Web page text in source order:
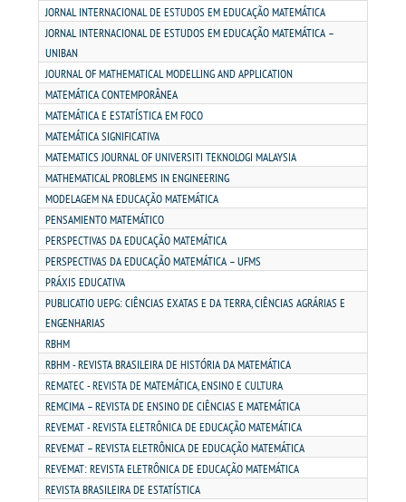
PPC
RELATOS
PORTARIAS
LOGIN
WEBMAIL
PORTAL DE ALUNOS
PORTAL DE PROFESSORES/ACADÊMICO
UNIESP
CONTATO
IMPRENSA
JORNAL INTERNACIONAL DE ESTUDOS EM EDUCAÇÃO MATEMÁTICA
JORNAL INTERNACIONAL DE ESTUDOS EM EDUCAÇÃO MATEMÁTICA –
UNIBAN
JOURNAL OF MATHEMATICAL MODELLING AND APPLICATION
MATEMÁTICA CONTEMPORÂNEA
MATEMÁTICA E ESTATÍSTICA EM FOCO
MATEMÁTICA SIGNIFICATIVA
MATEMATICS JOURNAL OF UNIVERSITI TEKNOLOGI MALAYSIA
MATHEMATICAL PROBLEMS IN ENGINEERING
MODELAGEM NA EDUCAÇÃO MATEMÁTICA
PENSAMIENTO MATEMÁTICO
PERSPECTIVAS DA EDUCAÇÃO MATEMÁTICA
PERSPECTIVAS DA EDUCAÇÃO MATEMÁTICA – UFMS
PRÁXIS EDUCATIVA
PUBLICATIO UEPG: CIÊNCIAS EXATAS E DA TERRA, CIÊNCIAS AGRÁRIAS E
ENGENHARIAS
RBHM
RBHM - REVISTA BRASILEIRA DE HISTÓRIA DA MATEMÁTICA
REMATEC - REVISTA DE MATEMÁTICA, ENSINO E CULTURA
REMCIMA – REVISTA DE ENSINO DE CIÊNCIAS E MATEMÁTICA
REVEMAT - REVISTA ELETRÔNICA DE EDUCAÇÃO MATEMÁTICA
REVEMAT – REVISTA ELETRÔNICA DE EDUCAÇÃO MATEMÁTICA
REVEMAT: REVISTA ELETRÔNICA DE EDUCAÇÃO MATEMÁTICA
REVISTA BRASILEIRA DE ESTATÍSTICA